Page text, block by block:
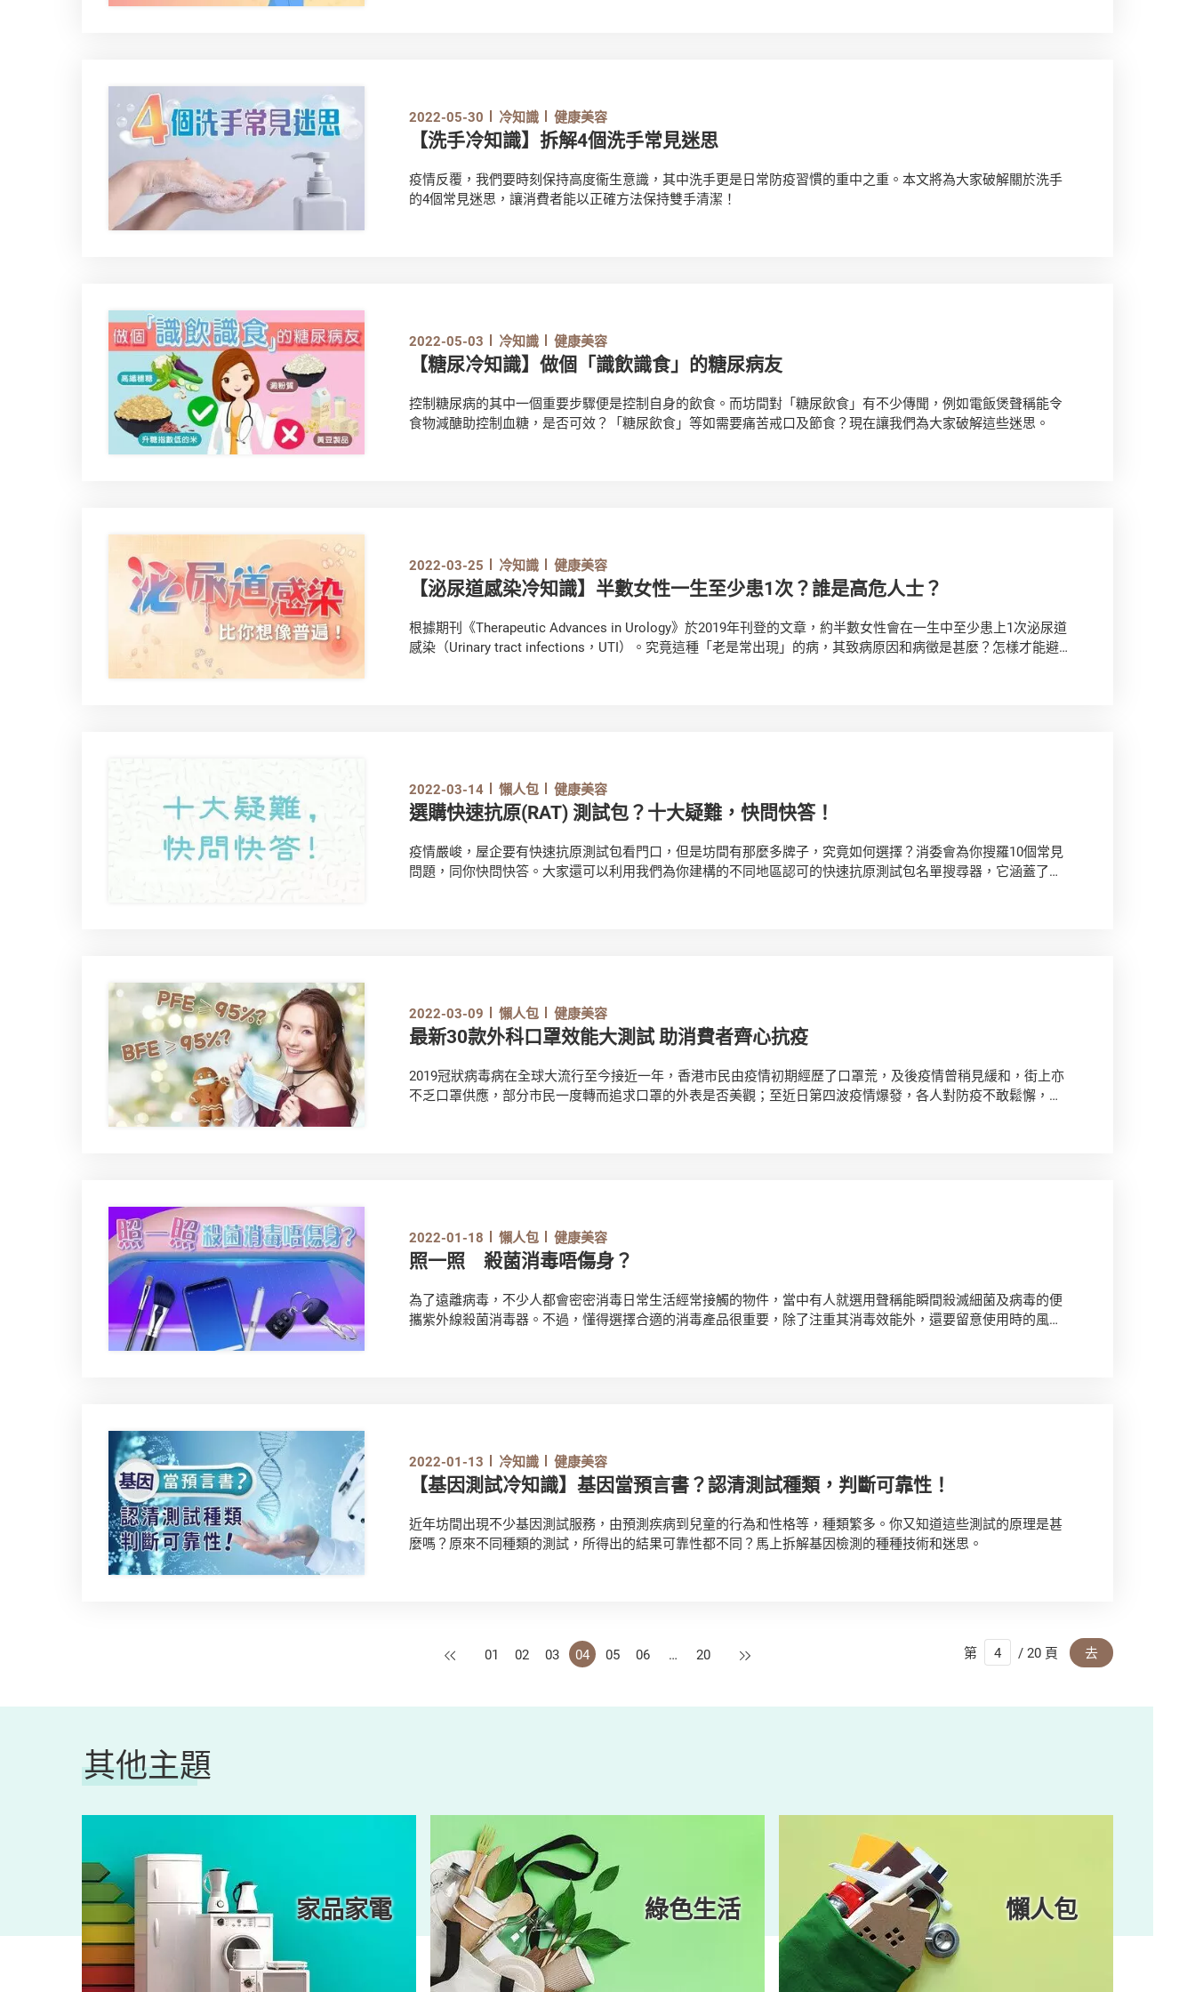
2022-05-30 冷知識 健康美容
【洗手冷知識】拆解4個洗手常見迷思
疫情反覆，我們要時刻保持高度衞生意識，其中洗手更是日常防疫習慣的重中之重。本文將為大家破解關於洗手
的4個常見迷思，讓消費者能以正確方法保持雙手清潔！
2022-05-03 冷知識 健康美容
【糖尿冷知識】做個「識飲識食」的糖尿病友
控制糖尿病的其中一個重要步驟便是控制自身的飲食。而坊間對「糖尿飲食」有不少傳聞，例如電飯煲聲稱能令
食物減醣助控制血糖，是否可效？「糖尿飲食」等如需要痛苦戒口及節食？現在讓我們為大家破解這些迷思。
2022-03-25 冷知識 健康美容
【泌尿道感染冷知識】半數女性一生至少患1次？誰是高危人士？
根據期刊《Therapeutic Advances in Urology》於2019年刊登的文章，約半數女性會在一生中至少患上1次泌尿道
感染（Urinary tract infections，UTI）。究竟這種「老是常出現」的病，其致病原因和病徵是甚麼？怎樣才能避
2022-03-14 懶人包 健康美容
選購快速抗原(RAT) 測試包？十大疑難，快問快答！
疫情嚴峻，屋企要有快速抗原測試包看門口，但是坊間有那麼多牌子，究竟如何選擇？消委會為你搜羅10個常見
問題，同你快問快答。大家還可以利用我們為你建構的不同地區認可的快速抗原測試包名單搜尋器，它涵蓋了香
2022-03-09 懶人包 健康美容
最新30款外科口罩效能大測試 助消費者齊心抗疫
2019冠狀病毒病在全球大流行至今接近一年，香港市民由疫情初期經歷了口罩荒，及後疫情曾稍見緩和，街上亦
不乏口罩供應，部分市民一度轉而追求口罩的外表是否美觀；至近日第四波疫情爆發，各人對防疫不敢鬆懈，再
2022-01-18 懶人包 健康美容
照一照 殺菌消毒唔傷身？
為了遠離病毒，不少人都會密密消毒日常生活經常接觸的物件，當中有人就選用聲稱能瞬間殺滅細菌及病毒的便
攜紫外線殺菌消毒器。不過，懂得選擇合適的消毒產品很重要，除了注重其消毒效能外，還要留意使用時的風
2022-01-13 冷知識 健康美容
【基因測試冷知識】基因當預言書？認清測試種類，判斷可靠性！
近年坊間出現不少基因測試服務，由預測疾病到兒童的行為和性格等，種類繁多。你又知道這些測試的原理是甚
麼嗎？原來不同種類的測試，所得出的結果可靠性都不同？馬上拆解基因檢測的種種技術和迷思。
上一頁
01 02 03 04 05 06 … 20 下一頁 第 / 20 頁 去
其他主題
家品家電 綠色生活 懶人包